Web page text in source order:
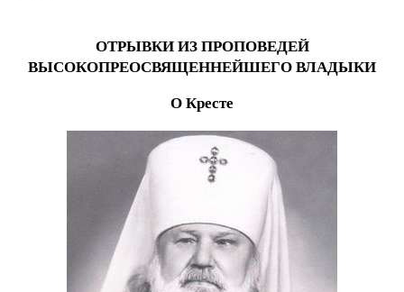
ОТРЫВКИ ИЗ ПРОПОВЕДЕЙ
ВЫСОКОПРЕОСВЯЩЕННЕЙШЕГО ВЛАДЫКИ
О Кресте